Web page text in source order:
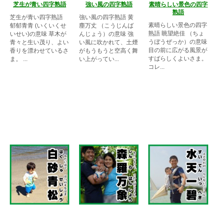
芝生が青い四字熟語
芝生が青い四字熟語
郁郁青青 (いくいくせ
いせい)の意味 草木が
青々と生い茂り、よい
香りを漂わせているさ
ま。 ...
強い風の四字熟語
強い風の四字熟語 黄
塵万丈 （こうじんば
んじょう）の意味 強
い風に吹かれて、土煙
がもうもうと空高く舞
い上がってい...
素晴らしい景色の四字
熟語
素晴らしい景色の四字
熟語 眺望絶佳 （ちょ
うぼうぜっか）の意味
目の前に広がる風景が
すばらしくよいさま。
コレ...